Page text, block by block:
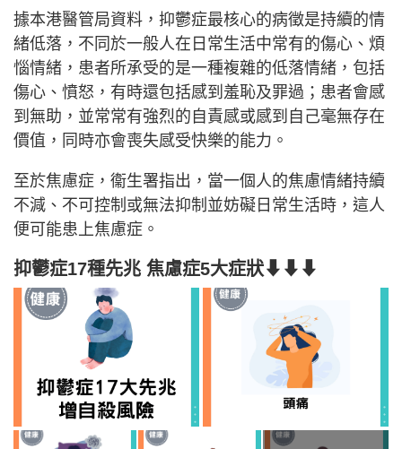
據本港醫管局資料，抑鬱症最核心的病徵是持續的情
緒低落，不同於一般人在日常生活中常有的傷心、煩
惱情緒，患者所承受的是一種複雜的低落情緒，包括
傷心、憤怒，有時還包括感到羞恥及罪過；患者會感
到無助，並常常有強烈的自責感或感到自己毫無存在
價值，同時亦會喪失感受快樂的能力。
至於焦慮症，衞生署指出，當一個人的焦慮情緒持續
不減、不可控制或無法抑制並妨礙日常生活時，這人
便可能患上焦慮症。
抑鬱症17種先兆 焦慮症5大症狀⬇⬇⬇